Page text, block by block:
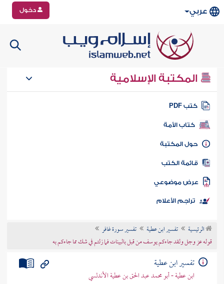
عربي دخول
المكتبة الإسلامية
كتب PDF
كتاب الأمة
المكتبة
الكتب
موضوعي
تراجم الأعلام
الرئيسية تفسير ابن عطية
تفسير سورة غافر
قوله عز وجل ولقد جاءكم يوسف من قبل بالبينات فما زلتم في شك مما جاءكم به
تفسير ابن عطية
ابن عطية - أبو محمد عبد الحق بن عطية الأندلسي